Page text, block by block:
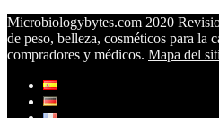
Microbiologybytes.com 2020
de peso, belleza, cosméticos para la
compradores y médicos. Mapa del